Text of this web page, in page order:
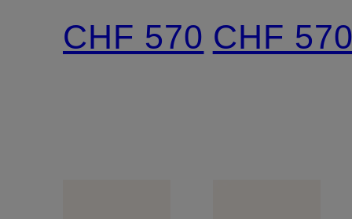
OF
OFFICE
CHF 570
OFF
OFFICE
CHF